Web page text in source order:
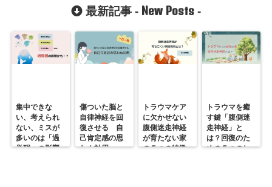
最新記事 - New Posts -
集中できな
い、考えられ
ない、ミスが
多いのは「過
覚醒」の影響
傷ついた脳と
自律神経を回
復させる 自
己肯定感の思
わぬ効用
トラウマケア
に欠かせない
腹側迷走神経
が育たない家
の５つの特徴
トラウマを癒
す鍵「腹側迷
走神経」と
は？回復のた
めの５つのヒ